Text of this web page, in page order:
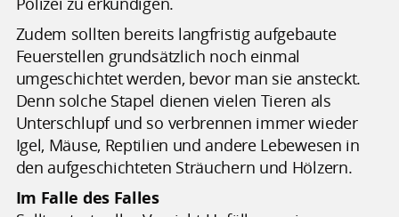
Zudem sollten bereits langfristig aufgebaute
Feuerstellen grundsätzlich noch einmal
umgeschichtet werden, bevor man sie ansteckt.
Denn solche Stapel dienen vielen Tieren als
Unterschlupf und so verbrennen immer wieder
Igel, Mäuse, Reptilien und andere Lebewesen in
den aufgeschichteten Sträuchern und Hölzern.
Im Falle des Falles